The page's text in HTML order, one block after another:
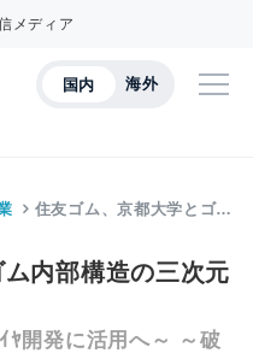
メディア
国内 海外
住友ゴム、京都大学とゴ…
内部構造の三次元
ﾔ開発に活用へ～ ～破